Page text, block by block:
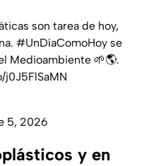
son tarea de hoy,
#UnDíaComoHoy se
Medioambiente 🌱🌎.
5, 2026
y en